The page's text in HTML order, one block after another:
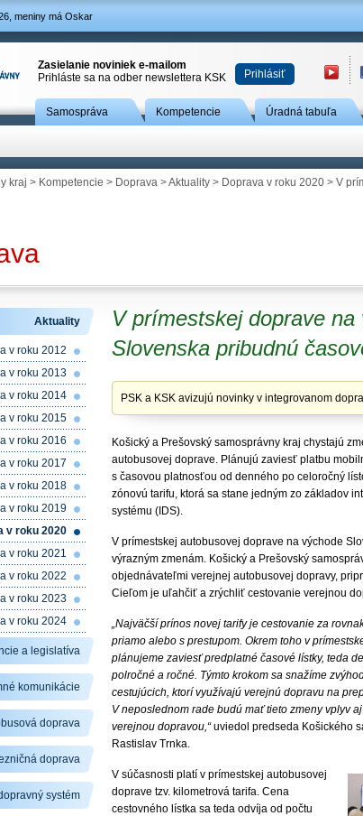
meniny má Oskar
Zasielanie noviniek e-mailom
Prihláste sa na odber newslettera KSK
Prihlásiť
Samospráva Kompetencie Úradná tabuľa
kraj > Kompetencie > Doprava >Aktuality > Doprava v roku 2020 > V
V prímestskej doprave na
Slovenska pribudnú
PSK a KSK avizujú novinky v integrovanom
Košický a Prešovský samosprávny kraj chystajú
autobusovej doprave. Plánujú zaviesť platbu
s časovou platnosťou od denného po celoročný
zónovú tarifu, ktorá sa stane jedným zo základov
systému (IDS).
V prímestskej autobusovej doprave na východe
výrazným zmenám. Košický a Prešovský
objednávateľmi verejnej autobusovej dopravy,
Cieľom je uľahčiť a zrýchliť cestovanie verejnou
„Najväčší prínos novej tarify je cestovanie za
priamo alebo s prestupom. Okrem toho v
plánujeme zaviesť predplatné časové lístky, teda
polročné a ročné. Týmto krokom sa snažíme
cestujúcich, ktorí využívajú verejnú dopravu na
V neposlednom rade budú mať tieto zmeny vplyv
verejnou dopravou,“uviedol predseda Košického
Rastislav Trnka.
V súčasnosti platí v prímestskej autobusovej
doprave tzv. kilometrová tarifa. Cena
cestovného lístka sa teda odvíja od počtu
Aktuality
v roku 2012
v roku 2013
v roku 2014
v roku 2015
v roku 2016
v roku 2017
v roku 2018
v roku 2019
v roku 2020
v roku 2021
v roku 2022
v roku 2023
v roku 2024
a legislatíva
komunikácie
doprava
doprava
systém